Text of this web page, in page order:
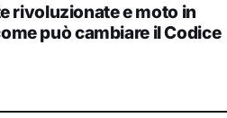
rivoluzionate e moto in
può cambiare il Codice